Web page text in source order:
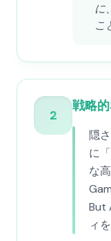
に
こ
2
戦略
隠
に
な
But
ィ